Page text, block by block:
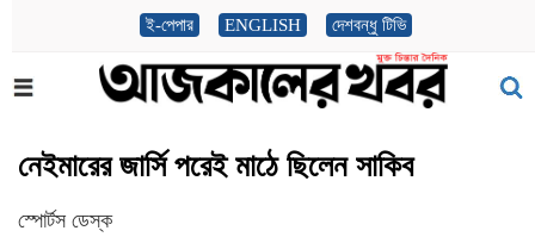
ই-পেপার ENGLISH দেশবন্ধু টিভি
নেইমারের জার্সি পরেই মাঠে ছিলেন সাকিব
স্পোর্টস ডেস্ক